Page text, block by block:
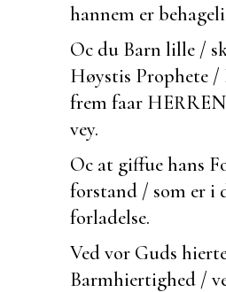
hannem er
Oc du Barn lille /
Høystis Prophete /
frem faar
vey.
Oc at giffue hans
forstand / som er i
forladelse.
Ved vor Guds
Barmhiertighed /